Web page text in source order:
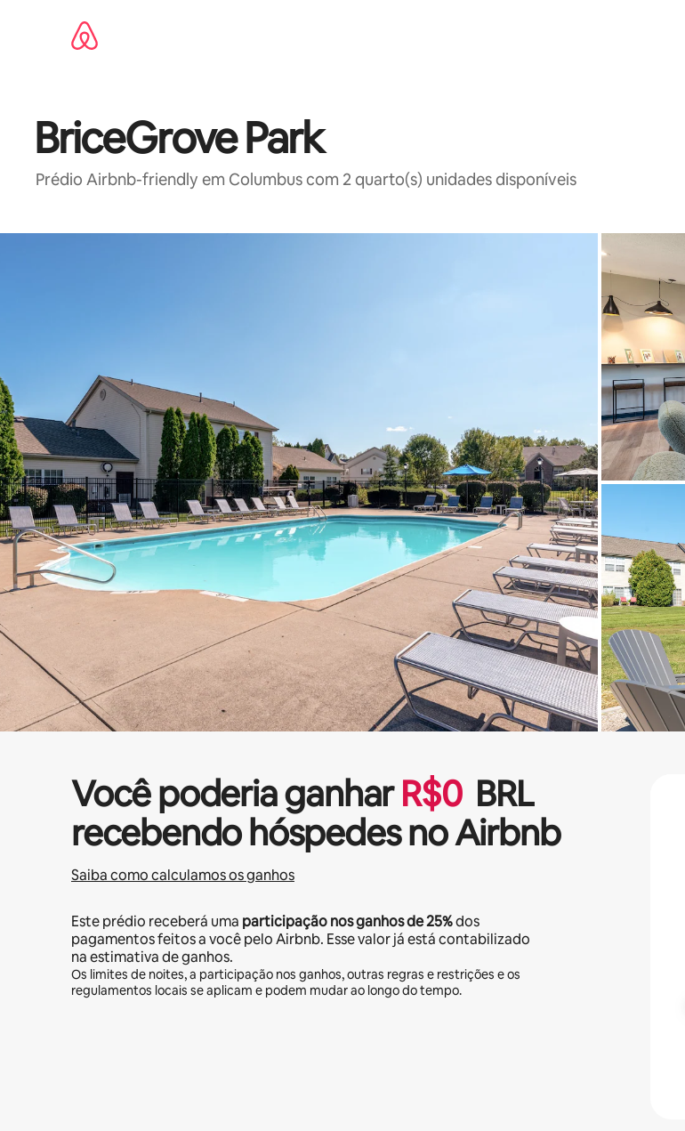
BriceGrove Park
Prédio Airbnb-friendly em Columbus com 2 quarto(s) unidades disponíveis
Você poderia ganhar R$0 BRL
recebendo hóspedes no Airbnb
Saiba como calculamos os ganhos
Este prédio receberá uma participação nos ganhos de25%dos
pagamentos feitos a você pelo Airbnb. Esse valor já está contabilizado
na estimativa de ganhos.
Os limites de noites, a participação nos ganhos, outras regras e restrições e os
regulamentos locais se aplicam e podem mudar ao longo do tempo.